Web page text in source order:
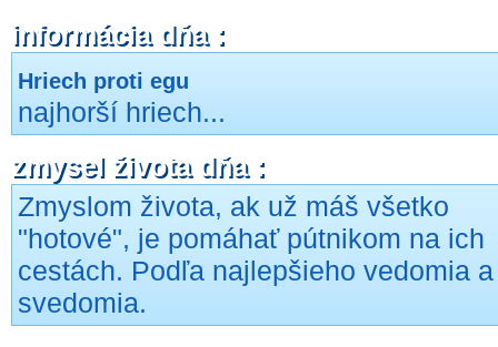
informácia dňa :
Hriech proti egu
najhorší hriech...
zmysel života dňa :
Zmyslom života, ak už máš všetko
"hotové", je pomáhať pútnikom na ich
cestách. Podľa najlepšieho vedomia a
svedomia.